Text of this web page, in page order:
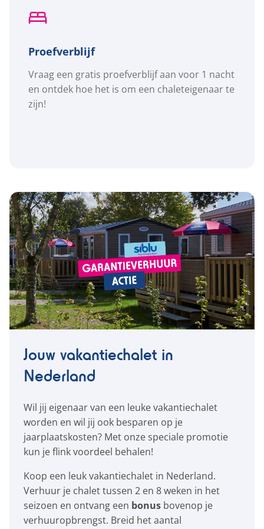
Proefverblijf
Vraag een gratis proefverblijf aan voor 1 nacht
en ontdek hoe het is om een chaleteigenaar te
zijn!
Jouw vakantiechalet in
Nederland
Wil jij eigenaar van een leuke vakantiechalet
worden en wil jij ook besparen op je
jaarplaatskosten? Met onze speciale promotie
kun je flink voordeel behalen!
Koop een leuk vakantiechalet in Nederland.
Verhuur je chalet tussen 2 en 8 weken in het
seizoen en ontvang een bonus bovenop je
verhuuropbrengst. Breid het aantal